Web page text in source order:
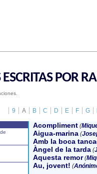
ESCRITAS POR
9 A B C D E F G
Acompliment (
Aigua-marina (
Amb la boca
Àngel de la tarda (
Aquesta remor (
Au, jovent! (